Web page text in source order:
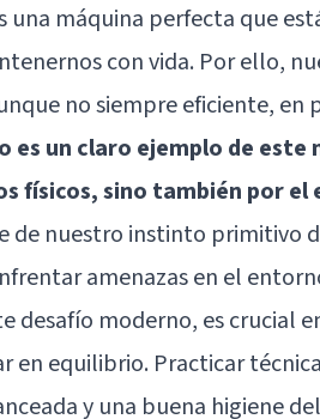
una máquina perfecta que
con vida. Por ello,
no siempre eficiente, en
un claro ejemplo de este
físicos, sino también por el
de nuestro instinto primitivo
amenazas en el
desafío moderno, es crucial
en equilibrio. Practicar
y una buena higiene